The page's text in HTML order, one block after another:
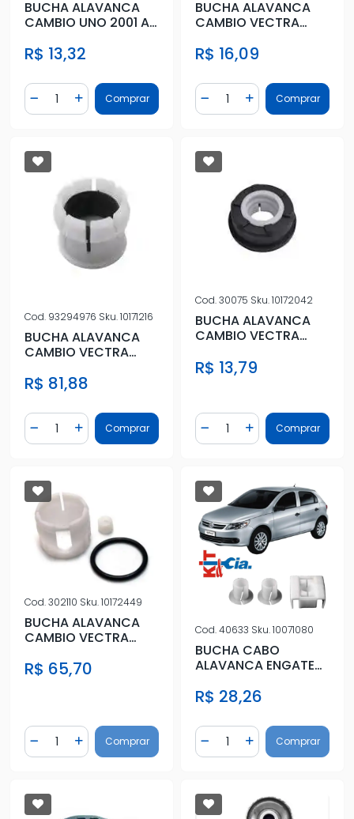
BUCHA ALAVANCA
CAMBIO UNO 2001 A
R$ 13,32
Diminuir Quantidade
Quantidade
Adicionar Quantidade
Comprar
BUCHA ALAVANCA
CAMBIO VECTRA
(CARCACA)
R$ 16,09
Diminuir Quantidade
Quantidade
AdicionarComprar
Cod. 93294976 Sku.10171216
BUCHA ALAVANCA
CAMBIO VECTRA
(CARCACA)
R$ 81,88
Diminuir Quantidade
Quantidade
Adicionar Quantidade
Comprar
Cod.30075 Sku.10172042
BUCHA ALAVANCA
CAMBIO VECTRA
(VARAO)
R$ 13,79
Diminuir Quantidade
Quantidade
AdicionarComprar
Cod.302110 Sku.10172449
BUCHA ALAVANCA
CAMBIO VECTRA
INFERIOR (RE TRAS)
R$ 65,70
Diminuir Quantidade
Quantidade
Adicionar Quantidade
Comprar
Cod.40633 Sku.10071080
BUCHA CABO
ALAVANCA ENGATE
2009 A 2013
R$ 28,26
Diminuir Quantidade
Quantidade
AdicionarComprar